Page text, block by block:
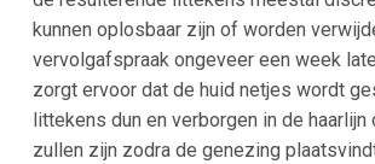
kunnen oplosbaar zijn of worden
vervolgafspraak ongeveer een week
zorgt ervoor dat de huid netjes wordt
littekens dun en verborgen in de haarlijn
zullen zijn zodra de genezing